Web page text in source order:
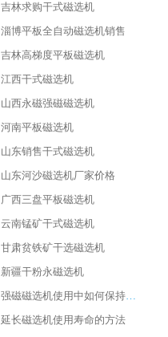
吉林求购干式磁选机
淄博平板全自动磁选机销售
吉林高梯度平板磁选机
江西干式磁选机
山西永磁强磁磁选机
河南平板磁选机
山东销售干式磁选机
山东河沙磁选机厂家价格
广西三盘平板磁选机
云南锰矿干式磁选机
甘肃贫铁矿干选磁选机
新疆干粉永磁选机
强磁磁选机使用中如何保持其顺畅运行
延长磁选机使用寿命的方法